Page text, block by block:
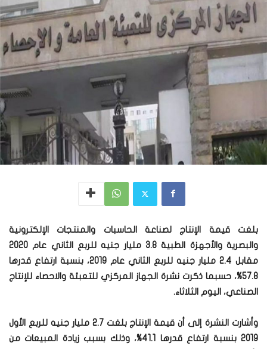
بلغت قيمة الإنتاج لصناعة الحاسبات والمنتجات الإلكترونية
والبصرية والأجهزة الطبية 3.8 مليار جنيه للربع الثاني عام 2020
مقابل 2.4 مليار جنيه للربع الثاني عام 2019، بنسبة ارتفاع قدرها
57.8%، حسبما ذكرت نشرة الجهاز المركزي للتعبئة والاحصاء للإنتاج
الصناعي، اليوم الثلاثاء.
وأشارت النشرة إلى أن قيمة الإنتاج بلغت 2.7 مليار جنيه للربع الأول
2019 بنسبة ارتفاع قدرها 41.1%، وذلك بسبب زيادة المبيعات من